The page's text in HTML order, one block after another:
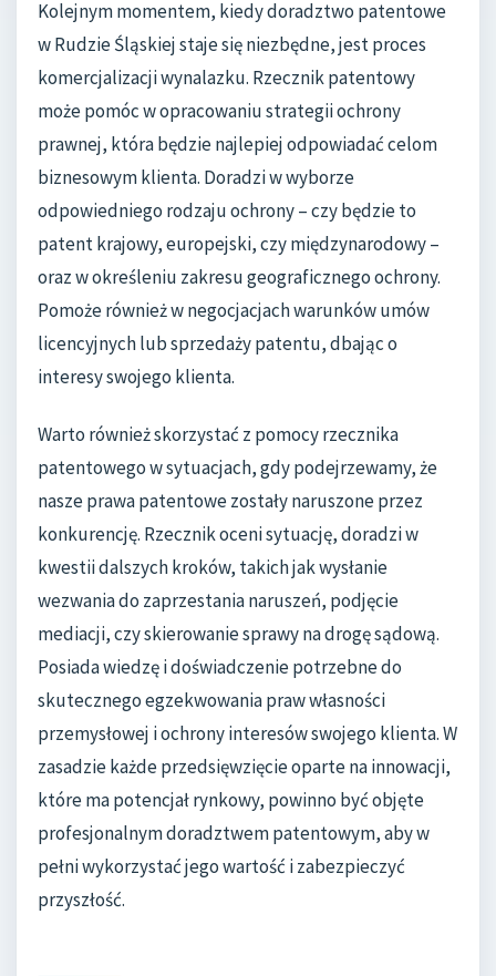
Kolejnym momentem, kiedy doradztwo patentowe
w Rudzie Śląskiej staje się niezbędne, jest proces
komercjalizacji wynalazku. Rzecznik patentowy
może pomóc w opracowaniu strategii ochrony
prawnej, która będzie najlepiej odpowiadać celom
biznesowym klienta. Doradzi w wyborze
odpowiedniego rodzaju ochrony – czy będzie to
patent krajowy, europejski, czy międzynarodowy –
oraz w określeniu zakresu geograficznego ochrony.
Pomoże również w negocjacjach warunków umów
licencyjnych lub sprzedaży patentu, dbając o
interesy swojego klienta.
Warto również skorzystać z pomocy rzecznika
patentowego w sytuacjach, gdy podejrzewamy, że
nasze prawa patentowe zostały naruszone przez
konkurencję. Rzecznik oceni sytuację, doradzi w
kwestii dalszych kroków, takich jak wysłanie
wezwania do zaprzestania naruszeń, podjęcie
mediacji, czy skierowanie sprawy na drogę sądową.
Posiada wiedzę i doświadczenie potrzebne do
skutecznego egzekwowania praw własności
przemysłowej i ochrony interesów swojego klienta. W
zasadzie każde przedsięwzięcie oparte na innowacji,
które ma potencjał rynkowy, powinno być objęte
profesjonalnym doradztwem patentowym, aby w
pełni wykorzystać jego wartość i zabezpieczyć
przyszłość.